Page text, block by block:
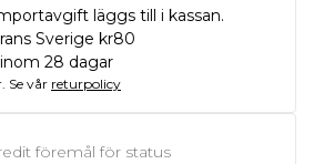
läggs till i kassan.
Sverige kr80
28 dagar
Se vår returpolicy
föremål för status